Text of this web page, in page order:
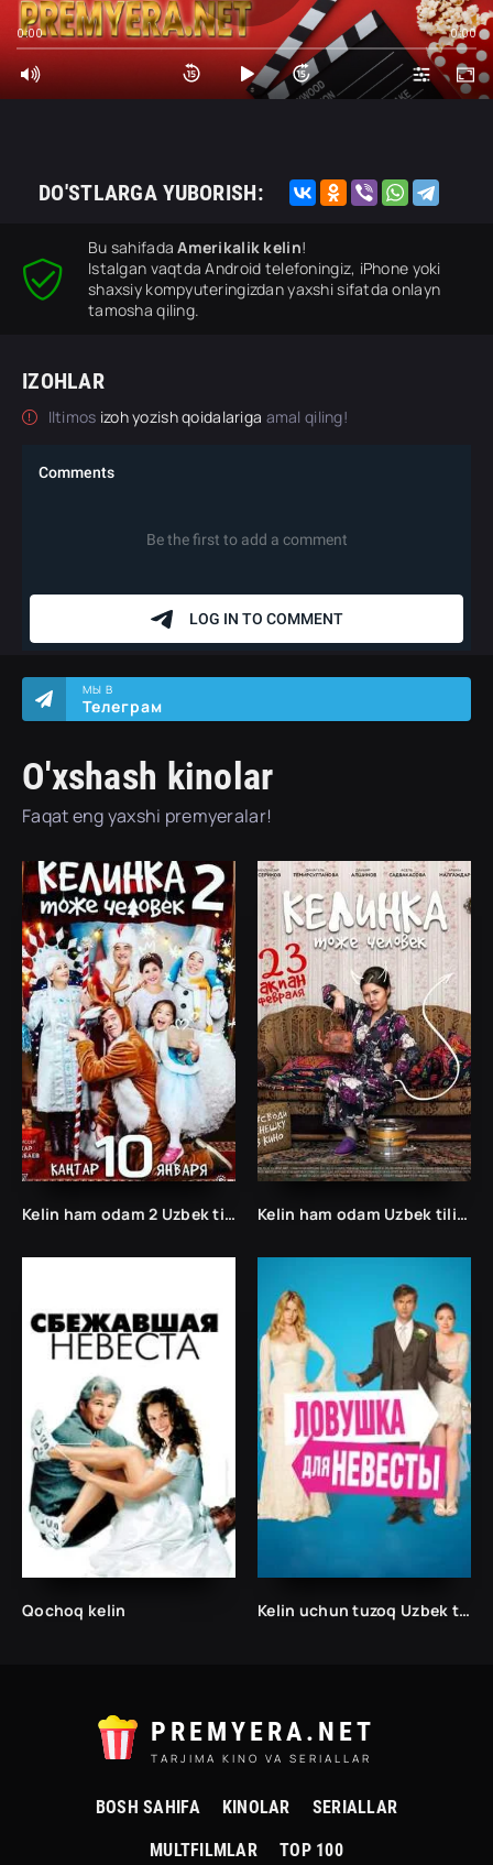
0:00 0:00
DO'STLARGA YUBORISH:
Bu sahifadaAmerikalik kelin!
Istalgan vaqtda Android telefoningiz, iPhone yoki
shaxsiy kompyuteringizdan yaxshi sifatda onlayn
tamosha qiling.
IZOHLAR
Iltimos izoh yozish qoidalariga amal qiling!
O'xshash kinolar
Faqat eng yaxshi premyeralar!
МЫ В
Телеграм
Kelin ham odam 2 Uzbek tilida Kelin ham odam Uzbek tilida
Qochoq kelin Kelin uchun tuzoq Uzbek tilida /Tarjima kinolar Uzbek tilida Таржима кинолар Ўзбек тилида/
PREMYERA.NET
TARJIMA KINO VA SERIALLAR
BOSH SAHIFA KINOLAR SERIALLAR
MULTFILMLAR TOP 100